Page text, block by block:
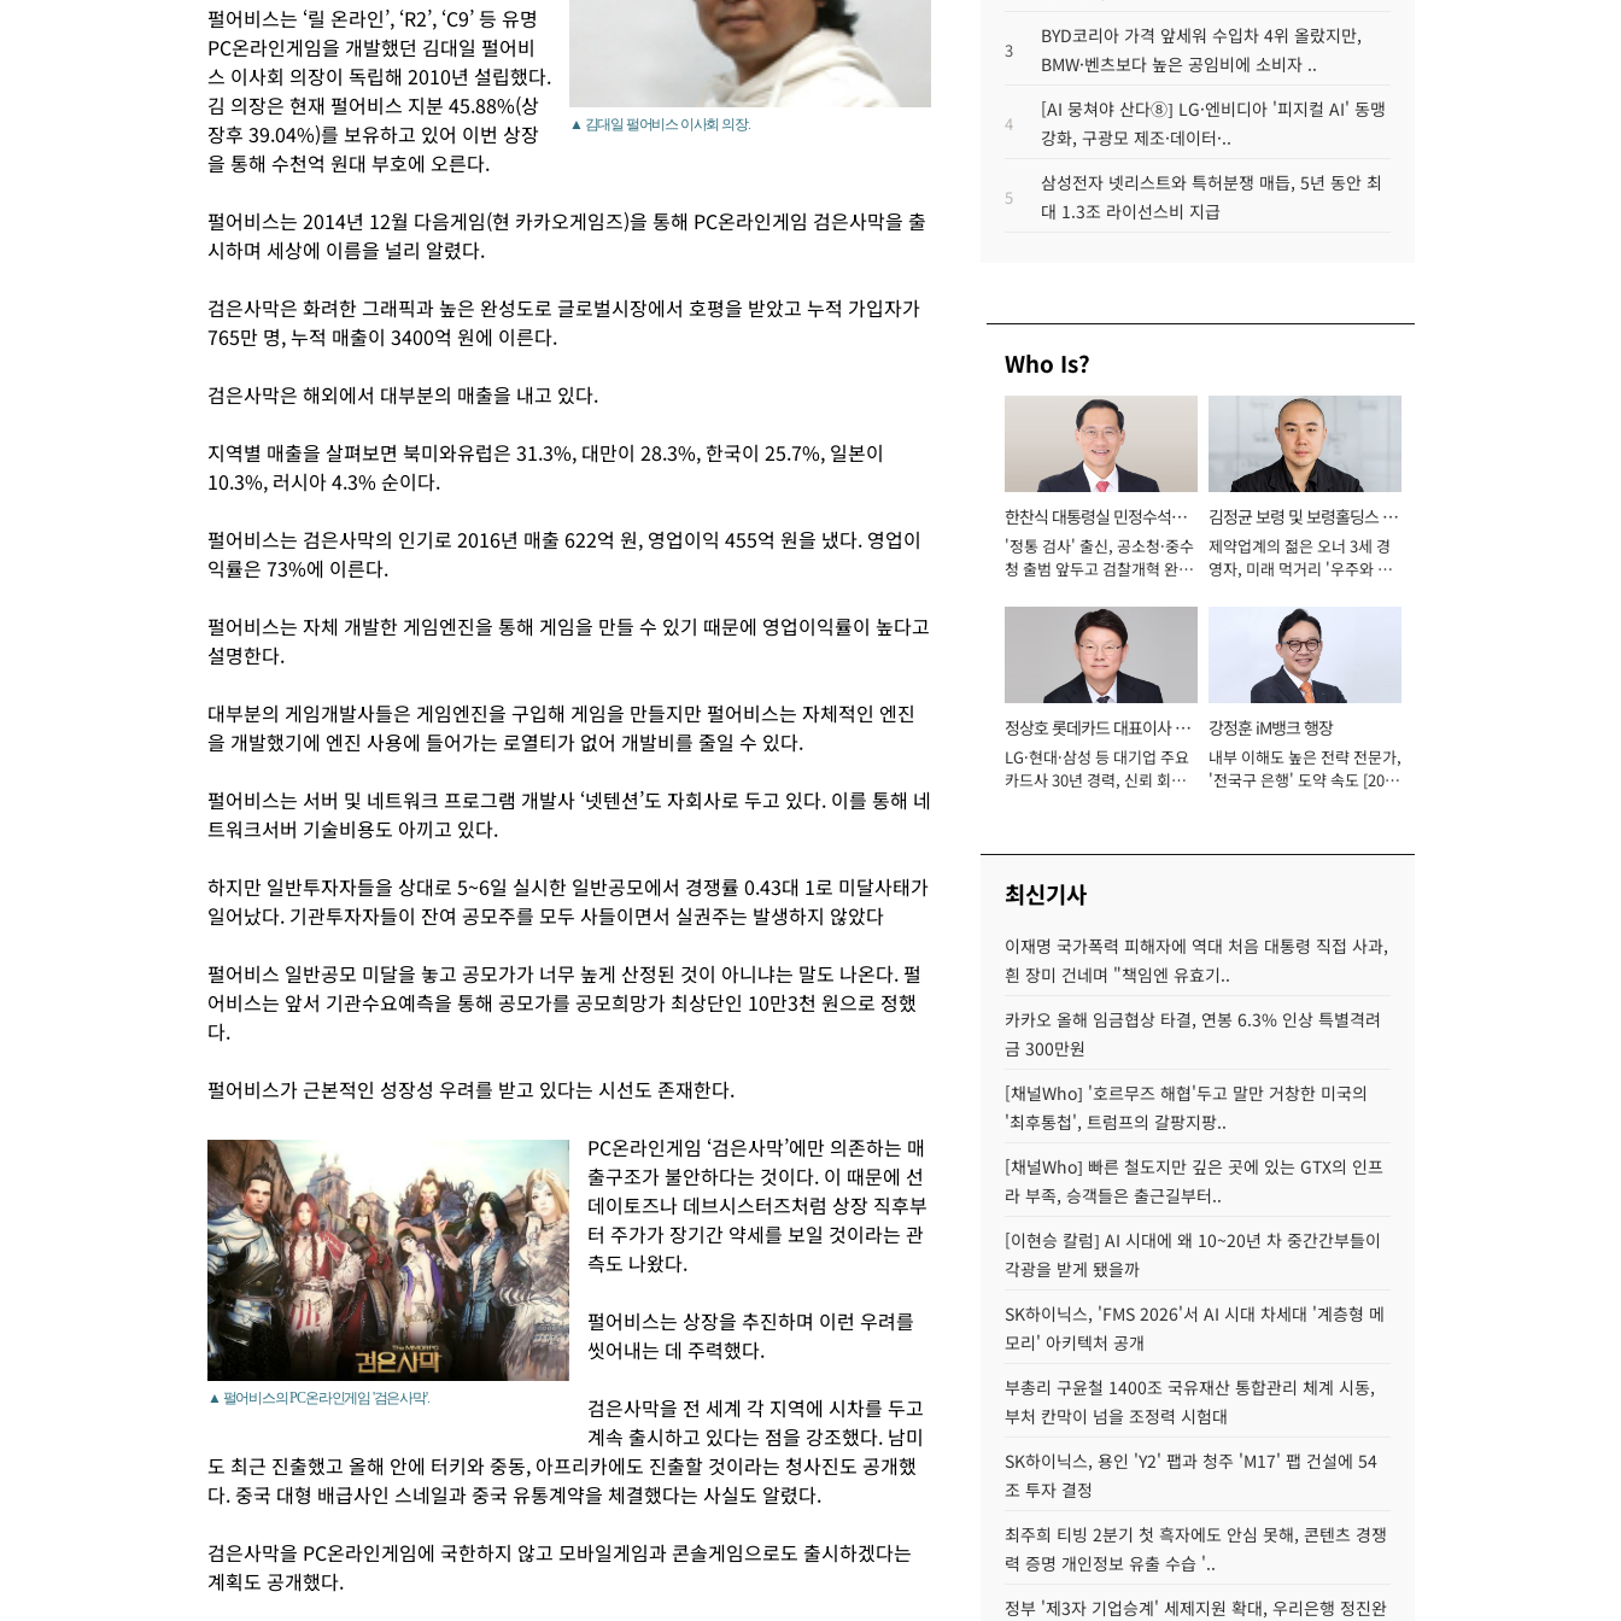
▲ 김대일 펄어비스 이사회 의장.
펄어비스는 ‘릴 온라인’, ‘R2’, ‘C9’ 등 유명
PC온라인게임을 개발했던 김대일 펄어비
스 이사회 의장이 독립해 2010년 설립했다.
김 의장은 현재 펄어비스 지분 45.88%(상
장후 39.04%)를 보유하고 있어 이번 상장
을 통해 수천억 원대 부호에 오른다.
펄어비스는 2014년 12월 다음게임(현 카카오게임즈)을 통해 PC온라인게임 검은사막을 출
시하며 세상에 이름을 널리 알렸다.
검은사막은 화려한 그래픽과 높은 완성도로 글로벌시장에서 호평을 받았고 누적 가입자가
765만 명, 누적 매출이 3400억 원에 이른다.
검은사막은 해외에서 대부분의 매출을 내고 있다.
지역별 매출을 살펴보면 북미와유럽은 31.3%, 대만이 28.3%, 한국이 25.7%, 일본이
10.3%, 러시아 4.3% 순이다.
펄어비스는 검은사막의 인기로 2016년 매출 622억 원, 영업이익 455억 원을 냈다. 영업이
익률은 73%에 이른다.
펄어비스는 자체 개발한 게임엔진을 통해 게임을 만들 수 있기 때문에 영업이익률이 높다고
설명한다.
대부분의 게임개발사들은 게임엔진을 구입해 게임을 만들지만 펄어비스는 자체적인 엔진
을 개발했기에 엔진 사용에 들어가는 로열티가 없어 개발비를 줄일 수 있다.
펄어비스는 서버 및 네트워크 프로그램 개발사 ‘넷텐션’도 자회사로 두고 있다. 이를 통해 네
트워크서버 기술비용도 아끼고 있다.
하지만 일반투자자들을 상대로 5~6일 실시한 일반공모에서 경쟁률 0.43대 1로 미달사태가
일어났다. 기관투자자들이 잔여 공모주를 모두 사들이면서 실권주는 발생하지 않았다
펄어비스 일반공모 미달을 놓고 공모가가 너무 높게 산정된 것이 아니냐는 말도 나온다. 펄
어비스는 앞서 기관수요예측을 통해 공모가를 공모희망가 최상단인 10만3천 원으로 정했
다.
펄어비스가 근본적인 성장성 우려를 받고 있다는 시선도 존재한다.
▲ 펄어비스의 PC온라인게임 '검은사막'.
PC온라인게임 ‘검은사막’에만 의존하는 매
출구조가 불안하다는 것이다. 이 때문에 선
데이토즈나 데브시스터즈처럼 상장 직후부
터 주가가 장기간 약세를 보일 것이라는 관
측도 나왔다.
펄어비스는 상장을 추진하며 이런 우려를
씻어내는 데 주력했다.
검은사막을 전 세계 각 지역에 시차를 두고
계속 출시하고 있다는 점을 강조했다. 남미
도 최근 진출했고 올해 안에 터키와 중동, 아프리카에도 진출할 것이라는 청사진도 공개했
다. 중국 대형 배급사인 스네일과 중국 유통계약을 체결했다는 사실도 알렸다.
검은사막을 PC온라인게임에 국한하지 않고 모바일게임과 콘솔게임으로도 출시하겠다는
계획도 공개했다.
3
BYD코리아 가격 앞세워 수입차 4위 올랐지만,
BMW·벤츠보다 높은 공임비에 소비자 ..
4
[AI 뭉쳐야 산다⑧] LG·엔비디아 '피지컬 AI' 동맹
강화, 구광모 제조·데이터·..
5
삼성전자 넷리스트와 특허분쟁 매듭, 5년 동안 최
대 1.3조 라이선스비 지급
Who Is?
한찬식 대통령실 민정수석비
서관
'정통 검사' 출신, 공소청·중수
청 출범 앞두고 검찰개혁 완수
김정균 보령 및 보령홀딩스 대
표이사 사장
제약업계의 젊은 오너 3세 경
영자, 미래 먹거리 '우주와 헬
정상호 롯데카드 대표이사 사
장
LG·현대·삼성 등 대기업 주요
카드사 30년 경력, 신뢰 회복
강정훈 iM뱅크 행장
내부 이해도 높은 전략 전문가,
'전국구 은행' 도약 속도 [2026
최신기사
이재명 국가폭력 피해자에 역대 처음 대통령 직접 사과,
흰 장미 건네며 "책임엔 유효기..
카카오 올해 임금협상 타결, 연봉 6.3% 인상 특별격려
금 300만원
[채널Who] '호르무즈 해협'두고 말만 거창한 미국의
'최후통첩', 트럼프의 갈팡지팡..
[채널Who] 빠른 철도지만 깊은 곳에 있는 GTX의 인프
라 부족, 승객들은 출근길부터..
[이현승 칼럼] AI 시대에 왜 10~20년 차 중간간부들이
각광을 받게 됐을까
SK하이닉스, 'FMS 2026'서 AI 시대 차세대 '계층형 메
모리' 아키텍처 공개
부총리 구윤철 1400조 국유재산 통합관리 체계 시동,
부처 칸막이 넘을 조정력 시험대
SK하이닉스, 용인 'Y2' 팹과 청주 'M17' 팹 건설에 54
조 투자 결정
최주희 티빙 2분기 첫 흑자에도 안심 못해, 콘텐츠 경쟁
력 증명 개인정보 유출 수습 '..
정부 '제3자 기업승계' 세제지원 확대, 우리은행 정진완